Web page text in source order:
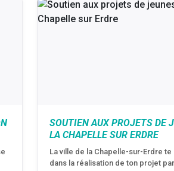
SOUTIEN AUX PROJETS DE
LA CHAPELLE SUR ERDRE
La ville de la Chapelle-sur-Erdre
dans la réalisation de ton projet